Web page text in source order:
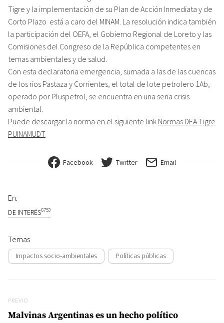
Tigre y la implementación de su Plan de Acción Inmediata y de
Corto Plazo está a caro del MINAM. La resolución indica también
la participación del OEFA, el Gobierno Regional de Loreto y las
Comisiones del Congreso de la República competentes en
temas ambientales y de salud.
Con esta declaratoria emergencia, sumada a las de las cuencas
de los ríos Pastaza y Corrientes, el total de lote petrolero 1Ab,
operado por Pluspetrol, se encuentra en una seria crisis
ambiental.
Puede descargar la norma en el siguiente link Normas DEA Tigre
PUINAMUDT
Facebook Twitter Email
En:
DE INTERÉS6753
Temas
Impactos socio-ambientales Políticas públicas
Previo
PREVIO
Malvinas Argentinas es un hecho político